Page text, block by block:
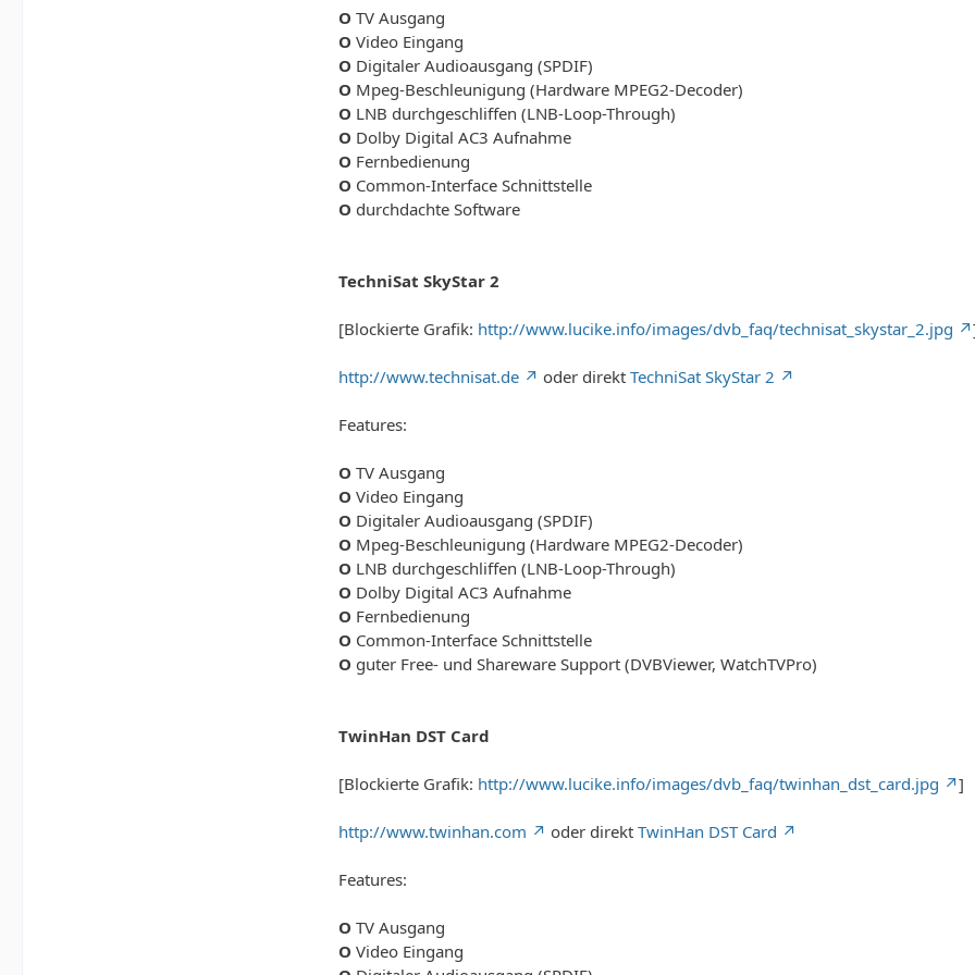
O TV Ausgang
O Video Eingang
O Digitaler Audioausgang (SPDIF)
O Mpeg-Beschleunigung (Hardware MPEG2-Decoder)
O LNB durchgeschliffen (LNB-Loop-Through)
O Dolby Digital AC3 Aufnahme
O Fernbedienung
O Common-Interface Schnittstelle
O durchdachte Software
TechniSat SkyStar 2
[Blockierte Grafik: http://www.lucike.info/images/dvb_faq/technisat_skystar_2.jpg
http://www.technisat.de oder direkt TechniSat SkyStar 2
Features:
O TV Ausgang
O Video Eingang
O Digitaler Audioausgang (SPDIF)
O Mpeg-Beschleunigung (Hardware MPEG2-Decoder)
O LNB durchgeschliffen (LNB-Loop-Through)
O Dolby Digital AC3 Aufnahme
O Fernbedienung
O Common-Interface Schnittstelle
O guter Free- und Shareware Support (DVBViewer, WatchTVPro)
TwinHan DST Card
[Blockierte Grafik: http://www.lucike.info/images/dvb_faq/twinhan_dst_card.jpg ]
http://www.twinhan.com oder direkt TwinHan DST Card
Features:
O TV Ausgang
O Video Eingang